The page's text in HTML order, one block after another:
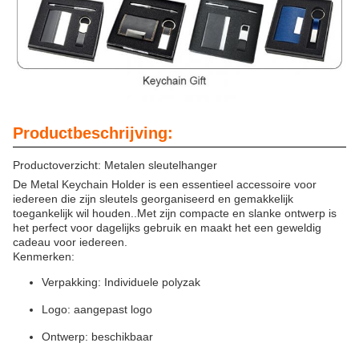
Productbeschrijving:
Productoverzicht: Metalen sleutelhanger
De Metal Keychain Holder is een essentieel accessoire voor
iedereen die zijn sleutels georganiseerd en gemakkelijk
toegankelijk wil houden..Met zijn compacte en slanke ontwerp is
het perfect voor dagelijks gebruik en maakt het een geweldig
cadeau voor iedereen.
Kenmerken:
Verpakking: Individuele polyzak
Logo: aangepast logo
Ontwerp: beschikbaar